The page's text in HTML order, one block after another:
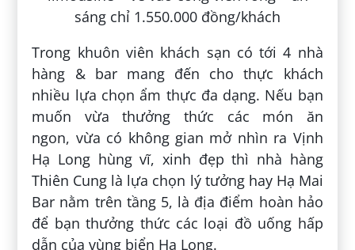
Trong khuôn viên khách sạn có tới 4 nhà
hàng & bar mang đến cho thực khách
nhiều lựa chọn ẩm thực đa dạng. Nếu bạn
muốn vừa thưởng thức các món ăn
ngon, vừa có không gian mở nhìn ra Vịnh
Hạ Long hùng vĩ, xinh đẹp thì nhà hàng
Thiên Cung là lựa chọn lý tưởng hay Hạ Mai
Bar nằm trên tầng 5, là địa điểm hoàn hảo
để bạn thưởng thức các loại đồ uống hấp
dẫn của vùng biển Hạ Long.